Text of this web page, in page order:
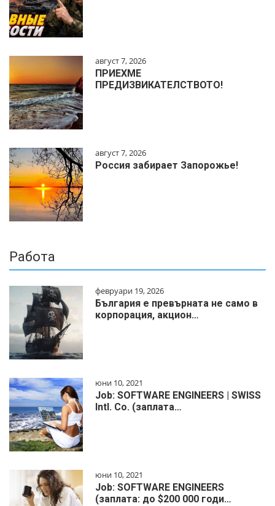
август 7, 2026
ПРИЕХМЕ
ПРЕДИЗВИКАТЕЛСТВОТО!
август 7, 2026
Россия забирает Запорожье!
Работа
февруари 19, 2026
България е превърната не само в
корпорация, акцион…
юни 10, 2021
Job: SOFTWARE ENGINEERS | SWISS
Intl. Co. (заплата…
юни 10, 2021
Job: SOFTWARE ENGINEERS
(заплата: до $200 000 годи…